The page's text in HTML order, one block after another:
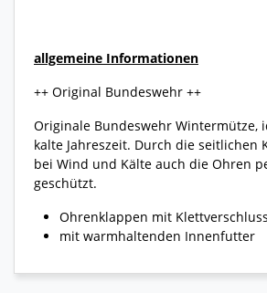
allgemeine Informationen
++ Original Bundeswehr ++
Originale Bundeswehr Wintermütze,
kalte Jahreszeit. Durch die seitlichen
bei Wind und Kälte auch die Ohren
geschützt.
Ohrenklappen mit Klettverschluss
mit warmhaltenden Innenfutter